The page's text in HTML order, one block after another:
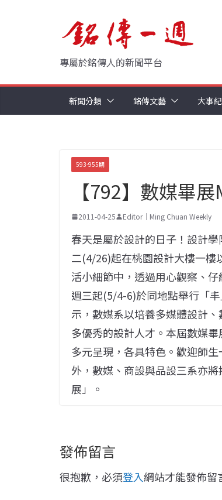
專屬於銘傳人的新聞平台
新聞分類 銘傳文藝 大事
593-955期
【792】數媒畢
2011-04-25 Editor｜Ming Chuan Weekly
春天是屬於設計的日子！設計
二(4/26)起在桃園設計大樓一樓
活小細節中，透過用心觀察、
週三起(5/4-6)於同地點舉行「
示，數媒系以培養多媒體設計
多優秀的設計人才。本屆數媒
多元呈現，各具特色。歡迎師
外，數媒、商設與品設三系亦
展」。
發佈留言
很抱歉，必須登入網站才能發佈留